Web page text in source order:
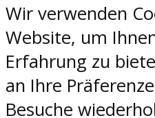
Wir verwenden
Website, um
Erfahrung zu
an Ihre
Besuche